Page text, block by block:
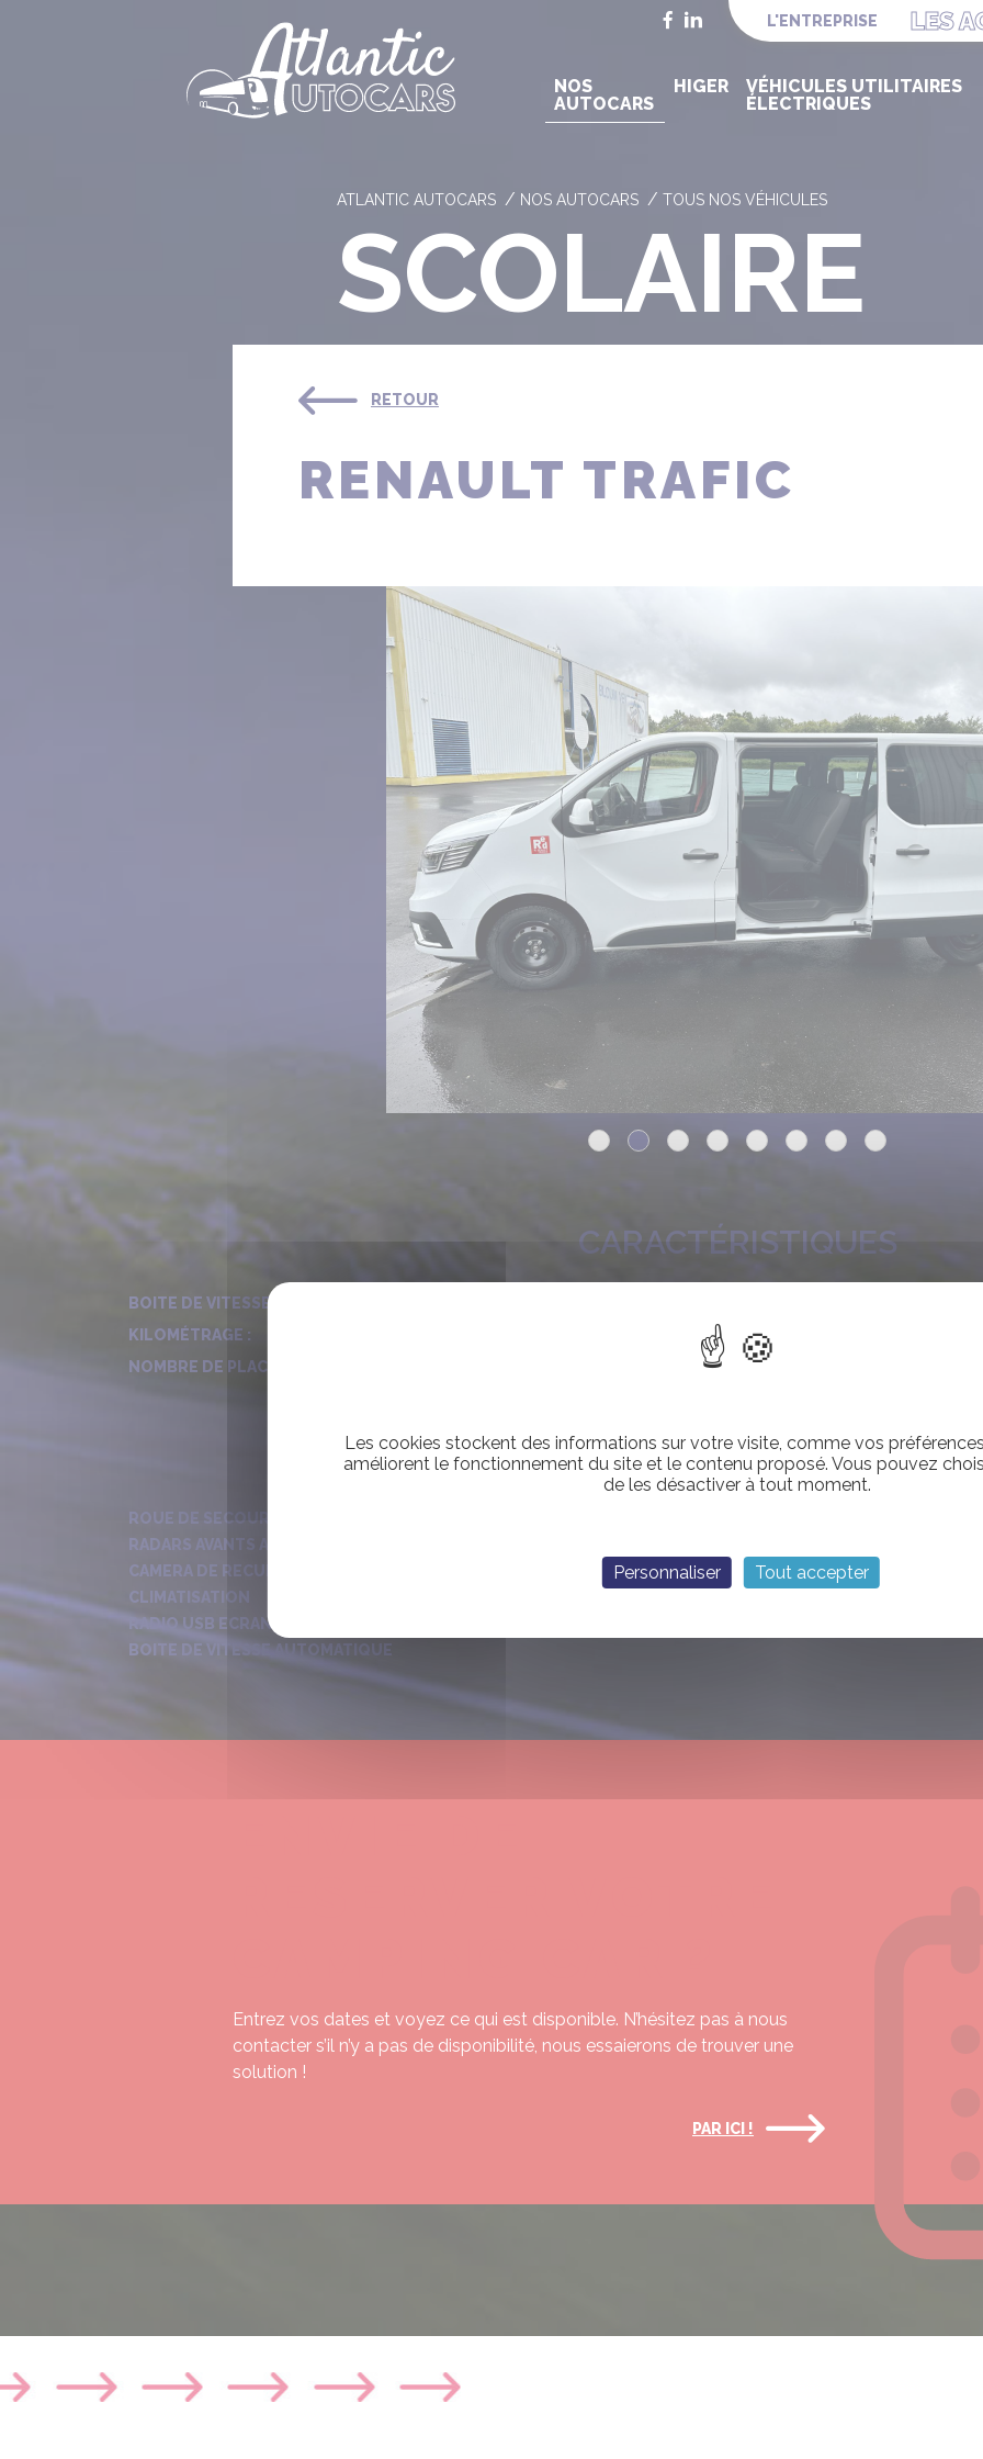
FacebookLinkedInL'ENTREPRISE LES
NOS
AUTOCARS
HIGER
VÉHICULES UTILITAIRES
ÉLECTRIQUES
ATLANTIC AUTOCARS NOS AUTOCARS TOUS NOS VÉHICULES
SCOLAIRE
RETOUR
RENAULT TRAFIC
CARACTÉRISTIQUES
BOITE DE VITESSE :
KILOMÉTRAGE : RENAULT
NOMBRE DE PLACES : SCOLAIRE
NOS ÉQUIPEMENTS
ROUE DE SECOURS NORMALE
RADARS AVANTS ARRIERES ET LATERAUX
CAMERA DE RECUL
CLIMATISATION
RADIO USB ECRAN 8 POUCES
BOITE DE VITESSE AUTOMATIQUE
Entrez vos dates et voyez ce qui est disponible. N’hésitez pas à nous
contacter s’il n’y a pas de disponibilité, nous essaierons de trouver une
solution !
PAR ICI !
Les cookies stockent des informations sur votre visite, comme vos
améliorent le fonctionnement du site et le contenu proposé. Vous pouvez
de les désactiver à tout moment.
Tout accepter
Personnaliser